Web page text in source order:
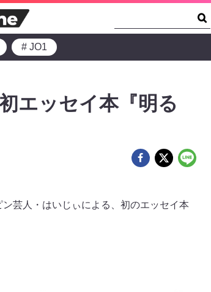
# JO1
エッセイ本『明る
芸人・はいじぃによる、初のエッセイ本